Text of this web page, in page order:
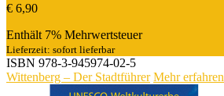
€ 6,90
Enthält 7% Mehrwertsteuer
Lieferzeit: sofort lieferbar
ISBN 978-3-945974-02-5
Wittenberg – Der Stadtführer Mehr erfahren